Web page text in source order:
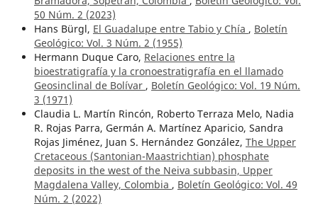
50 Núm. 2 (2023)
Hans Bürgl, El Guadalupe entre Tabio y Chía , Boletín
Geológico: Vol. 3 Núm. 2 (1955)
Hermann Duque Caro, Relaciones entre la
bioestratigrafía y la cronoestratigrafía en el llamado
Geosinclinal de Bolívar , Boletín Geológico: Vol. 19 Núm.
3 (1971)
Claudia L. Martín Rincón, Roberto Terraza Melo, Nadia
R. Rojas Parra, Germán A. Martínez Aparicio, Sandra
Rojas Jiménez, Juan S. Hernández González, The Upper
Cretaceous (Santonian-Maastrichtian) phosphate
deposits in the west of the Neiva subbasin, Upper
Magdalena Valley, Colombia , Boletín Geológico: Vol. 49
Núm. 2 (2022)